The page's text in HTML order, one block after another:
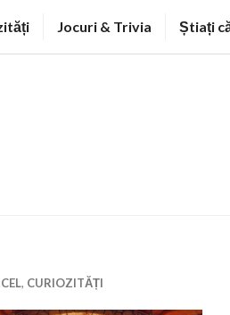
Jocuri & Trivia Știați
, CURIOZITĂȚI